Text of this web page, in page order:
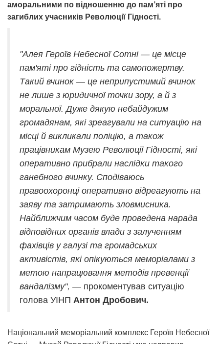
аморальними по відношенню до пам’яті про
загиблих учасників Революції Гідності.
"Алея Героїв Небесної Сотні — це місце
пам'яті про гідність та самопожертву.
Такий вчинок — це неприпустимий вчинок
не лише з юридичної точки зору, а й з
моральної. Дуже дякую небайдужим
громадянам, які зреагували на ситуацію на
місці й викликали поліцію, а також
працівникам Музею Революції Гідності, які
оперативно прибрали наслідки такого
ганебного вчинку. Сподіваюсь
правоохоронці оперативно відреагують на
заяву та затримають зловмисника.
Найближчим часом буде проведена нарада
відповідних органів влади з залученням
фахівців у галузі та громадських
активістів, які опікуються меморіалами з
метою напрацювання методів превенції
вандалізму", — прокоментував ситуацію
голова УІНП Антон Дробович.
Національний меморіальний комплекс Героїв Небесної